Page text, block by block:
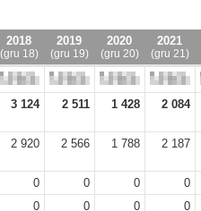
2018
(gru 18)
2019
(gru 19)
2020
(gru 20)
2021
(gru 21)
3 124 2 511 1 428 2 084
2 920 2 566 1 788 2 187
0 0 0 0
0 0 0 0